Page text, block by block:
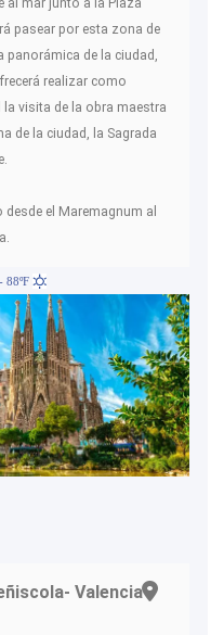
al mar junto a la Plaza
pasear por esta zona de
panorámica de la ciudad,
realizar como
visita de la obra maestra
de la ciudad, la Sagrada
desde el Maremagnum al
88ºF
Valencia-